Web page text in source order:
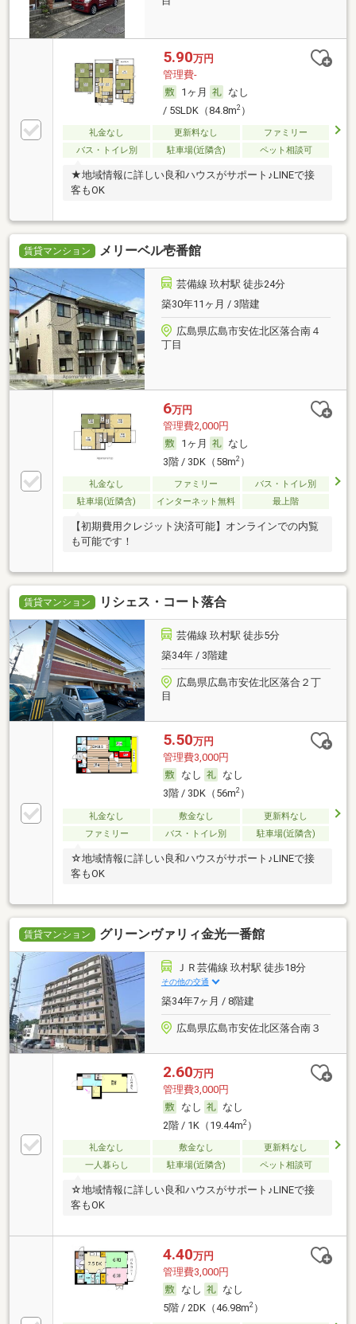
5.90万円
管理費-
1ヶ月
なし
/ 5SLDK（84.8m2）
礼金なし 更新料なし
ファミリー
バス・トイレ別
駐車場(近隣含) ペット相談可
★地域情報に詳しい良和ハウスがサポート♪LINEで接
客もOK
賃貸マンション メリーベル壱番館
芸備線 玖村駅 徒歩24分
築30年11ヶ月 / 3階建
広島県広島市安佐北区落合南４
丁目
6万円
管理費2,000円
1ヶ月
なし
3階 / 3DK（58m2）
礼金なし ファミリー
バス・トイレ別
駐車場(近隣含)
インターネット無料 最上階
【初期費用クレジット決済可能】オンラインでの内覧
も可能です！
賃貸マンション リシェス・コート落合
芸備線 玖村駅 徒歩5分
築34年 / 3階建
広島県広島市安佐北区落合２丁
目
5.50万円
管理費3,000円
なし
なし
3階 / 3DK（56m2）
礼金なし 敷金なし
更新料なし
ファミリー
バス・トイレ別 駐車場(近隣含)
☆地域情報に詳しい良和ハウスがサポート♪LINEで接
客もOK
賃貸マンション グリーンヴァリィ金光一番館
ＪＲ芸備線 玖村駅 徒歩18分
その他の交通
築34年7ヶ月 / 8階建
広島県広島市安佐北区落合南３
2.60万円
管理費3,000円
なし
なし
2階 / 1K（19.44m2）
礼金なし 敷金なし
更新料なし
一人暮らし
駐車場(近隣含) ペット相談可
☆地域情報に詳しい良和ハウスがサポート♪LINEで接
客もOK
4.40万円
管理費3,000円
なし
なし
5階 / 2DK（46.98m2）